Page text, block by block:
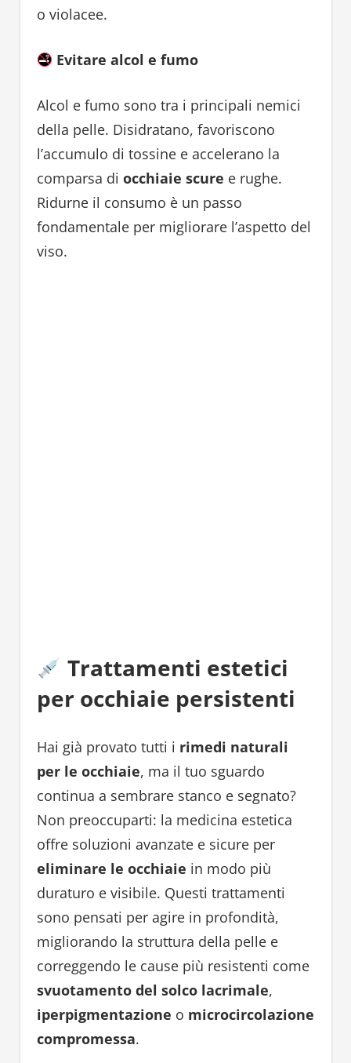
o violacee.
Evitare alcol e fumo
Alcol e fumo sono tra i principali nemici
della pelle. Disidratano, favoriscono
l’accumulo di tossine e accelerano la
comparsa di occhiaie scure e rughe.
Ridurne il consumo è un passo
fondamentale per migliorare l’aspetto del
viso.
Trattamenti estetici
per occhiaie persistenti
Hai già provato tutti i rimedi naturali
per le occhiaie, ma il tuo sguardo
continua a sembrare stanco e segnato?
Non preoccuparti: la medicina estetica
offre soluzioni avanzate e sicure per
eliminare le occhiaie in modo più
duraturo e visibile. Questi trattamenti
sono pensati per agire in profondità,
migliorando la struttura della pelle e
correggendo le cause più resistenti come
svuotamento del solco lacrimale,
iperpigmentazione o microcircolazione
compromessa.